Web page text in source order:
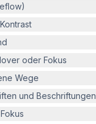
oder Fokus
Wege
und Beschriftungen